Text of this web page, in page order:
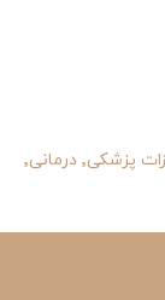
فروش انواع محصولات و تجهیزات پزشکی٬ درمانی٬